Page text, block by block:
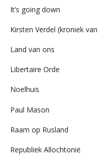
It’s going down
Kirsten Verdel (kroniek
Land van ons
Libertaire Orde
Noelhuis
Paul Mason
Raam op Rusland
Republiek Allochtonië